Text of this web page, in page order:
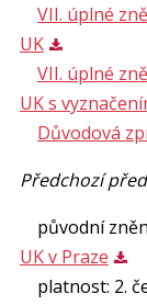
VII. úplné
UK
VII. úplné
UK s
Důvodová
Předchozí
původní
UK v Praze
platnost: 2.